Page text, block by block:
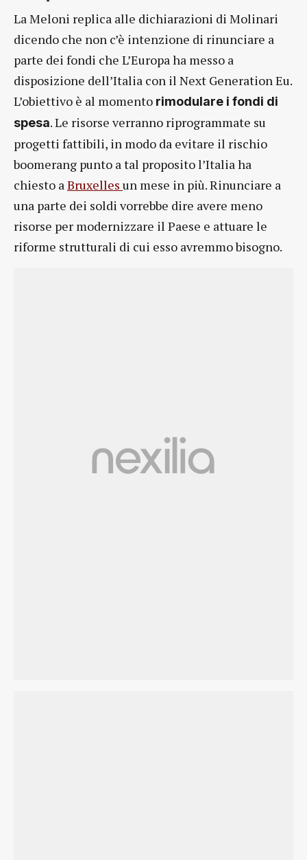
La Meloni replica alle dichiarazioni di Molinari
dicendo che non c’è intenzione di rinunciare a
parte dei fondi che L’Europa ha messo a
disposizione dell’Italia con il Next Generation Eu.
L’obiettivo è al momento rimodulare i fondi di
spesa. Le risorse verranno riprogrammate su
progetti fattibili, in modo da evitare il rischio
boomerang punto a tal proposito l’Italia ha
chiesto a Bruxelles un mese in più. Rinunciare a
una parte dei soldi vorrebbe dire avere meno
risorse per modernizzare il Paese e attuare le
riforme strutturali di cui esso avremmo bisogno.